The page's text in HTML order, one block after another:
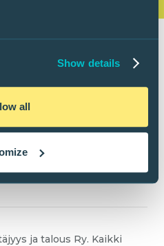
Show details
all
ja talous Ry. Kaikki